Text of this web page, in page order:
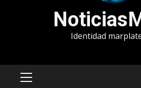
Identidad
MENÚ